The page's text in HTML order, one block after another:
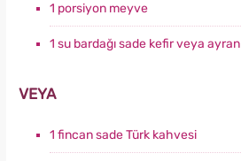
1 porsiyon meyve
1 su bardağı sade kefir veya ayran
VEYA
1 fincan sade Türk kahvesi